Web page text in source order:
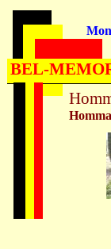
BEL-